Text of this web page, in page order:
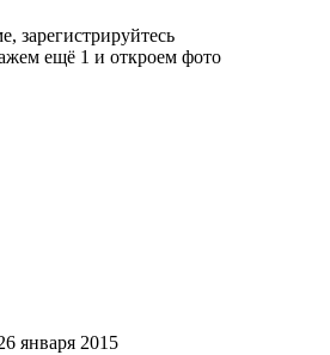
зарегистрируйтесь
ещё 1 и откроем фото
января 2015